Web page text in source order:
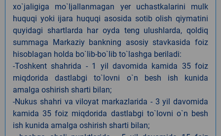
xo`jaligiga mo`ljallanmagan yer uchastkalarini mulk
huquqi yoki ijara huquqi asosida sotib olish qiymatini
quyidagi shartlarda har oyda teng ulushlarda, qoldiq
summaga Markaziy bankning asosiy stavkasida foiz
hisoblagan holda bo`lib-bo`lib to`lashga beriladi:
-Toshkent shahrida - 1 yil davomida kamida 35 foiz
miqdorida dastlabgi to`lovni o`n besh ish kunida
amalga oshirish sharti bilan;
-Nukus shahri va viloyat markazlarida - 3 yil davomida
kamida 35 foiz miqdorida dastlabgi to`lovni o`n besh
ish kunida amalga oshirish sharti bilan;